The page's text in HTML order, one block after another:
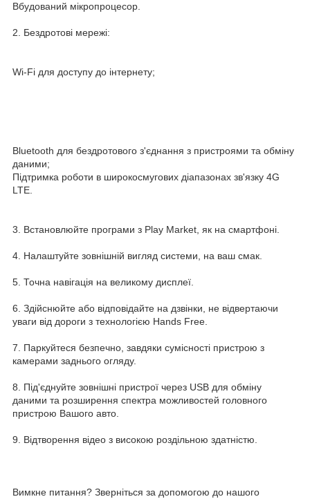
Вбудований мікропроцесор.
2. Бездротові мережі:
Wi-Fi для доступу до інтернету;
Bluetooth для бездротового з'єднання з пристроями та обміну
даними;
Підтримка роботи в широкосмугових діапазонах зв'язку 4G
LTE.
3. Встановлюйте програми з Play Market, як на смартфоні.
4. Налаштуйте зовнішній вигляд системи, на ваш смак.
5. Точна навігація на великому дисплеї.
6. Здійснюйте або відповідайте на дзвінки, не відвертаючи
уваги від дороги з технологією Hands Free.
7. Паркуйтеся безпечно, завдяки сумісності пристрою з
камерами заднього огляду.
8. Під'єднуйте зовнішні пристрої через USB для обміну
даними та розширення спектра можливостей головного
пристрою Вашого авто.
9. Відтворення відео з високою роздільною здатністю.
Вимкне питання? Зверніться за допомогою до нашого